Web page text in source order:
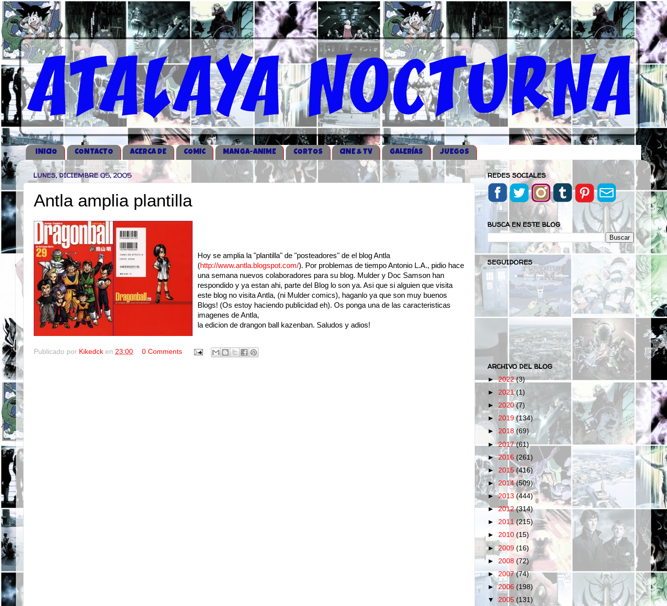
iNICIO CONTACTO ACERCA DE COMIC MANGA-ANIME CORTOS CINE & TV GALERÍAS JUEGOS
LUNES, DICIEMBRE 05, 2005
Antla amplia plantilla
Hoy se amplia la "plantilla" de "posteadores" de el blog Antla
(http://www.antla.blogspot.com/). Por problemas de tiempo Antonio L.A., pidio hace
una semana nuevos colaboradores para su blog. Mulder y Doc Samson han
respondido y ya estan ahi, parte del Blog lo son ya. Asi que si alguien que visita
este blog no visita Antla, (ni Mulder comics), haganlo ya que son muy buenos
Blogs! (Os estoy haciendo publicidad eh). Os ponga una de las caracteristicas
imagenes de Antla,
la edicion de drangon ball kazenban. Saludos y adios!
Publicado por Kikedck en 23:00 0 Comments
REDES SOCIALES
BUSCA EN ESTE BLOG
SEGUIDORES
ARCHIVO DEL BLOG
►2022(3)
► 2021(1)
► 2020(7)
► 2019(134)
► 2018(69)
►2017(61)
►2016 (261)
► 2015 (416)
► 2014(509)
►2013 (444)
►2012(314)
► 2011(215)
► 2010 (15)
►2009 (16)
► 2008 (72)
► 2007(74)
►2006 (198)
▼ 2005 (131)